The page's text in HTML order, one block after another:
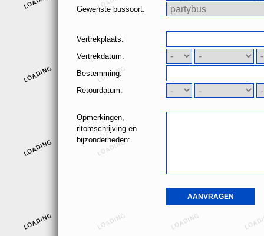
Gewenste bussoort:
Vertrekplaats:
Vertrekdatum:
Bestemming:
Retourdatum:
Opmerkingen,
ritomschrijving en
bijzonderheden: